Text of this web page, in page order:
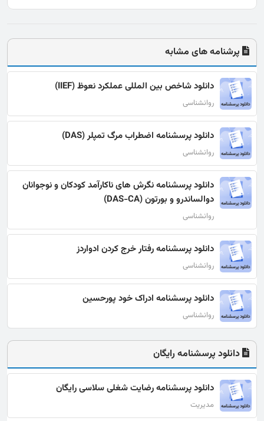
پرشنامه های مشابه
دانلود شاخص بین‌ المللی عملکرد نعوظ (IIEF)
روانشناسی
دانلود پرسشنامه اضطراب مرگ تمپلر (DAS)
روانشناسی
دانلود پرسشنامه نگرش های ناکارآمد کودکان و نوجوانان
دوالساندرو و بورتون (DAS-CA)
روانشناسی
دانلود پرسشنامه رفتار خرج کردن ادواردز
روانشناسی
دانلود پرسشنامه ادراک خود پورحسین
روانشناسی
دانلود پرسشنامه رایگان
دانلود پرسشنامه رضایت شغلی سلاسی رایگان
مدیریت